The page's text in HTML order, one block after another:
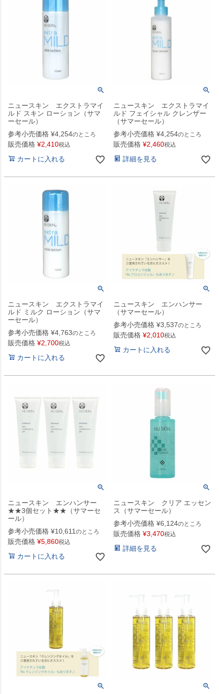
ニュースキン エクストラマイ
ルド スキン ローション（サマ
ーセール）
参考小売価格 ¥4,254のところ
販売価格 ¥2,410税込
カートに入れる
ニュースキン エクストラマイ
ルド フェイシャル クレンザー
（サマーセール）
参考小売価格 ¥4,254のところ
販売価格 ¥2,460税込
詳細を見る
ニュースキン エクストラマイ
ルド ミルク ローション（サマ
ーセール）
参考小売価格 ¥4,763のところ
販売価格 ¥2,700税込
カートに入れる
ニュースキン エンハンサー
（サマーセール）
参考小売価格 ¥3,537のところ
販売価格 ¥2,010税込
カートに入れる
ニュースキン エンハンサー
★★3個セット★★（サマーセ
ール）
参考小売価格 ¥10,611 のところ
販売価格 ¥5,860税込
カートに入れる
ニュースキン クリア エッセン
ス（サマーセール）
参考小売価格 ¥6,124のところ
販売価格 ¥3,470税込
詳細を見る